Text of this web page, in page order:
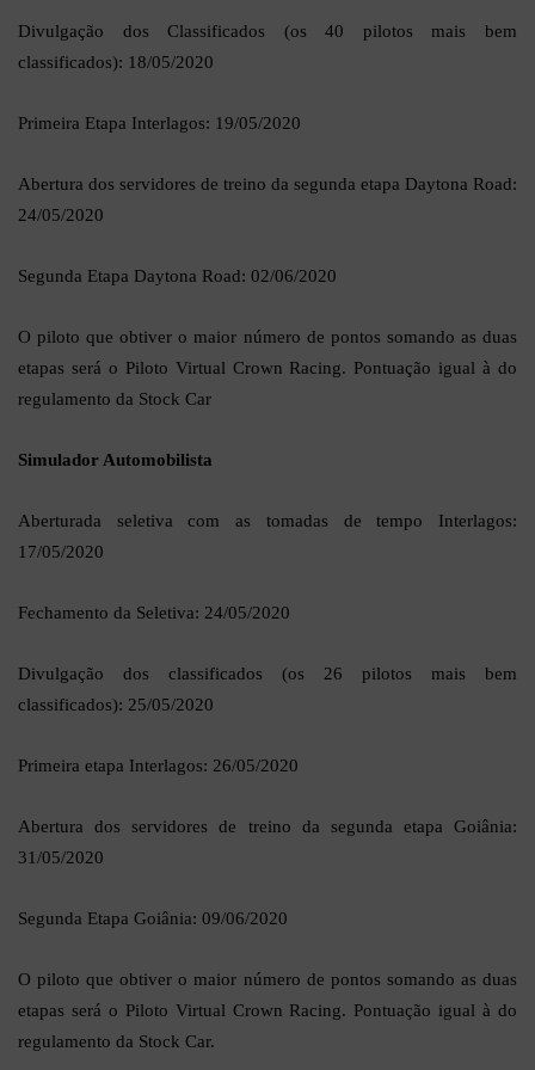
Divulgação dos Classificados (os 40 pilotos mais bem
classificados): 18/05/2020
Primeira Etapa Interlagos: 19/05/2020
Abertura dos servidores de treino da segunda etapa Daytona Road:
24/05/2020
Segunda Etapa Daytona Road: 02/06/2020
O piloto que obtiver o maior número de pontos somando as duas
etapas será o Piloto Virtual Crown Racing. Pontuação igual à do
regulamento da Stock Car
Simulador Automobilista
Aberturada seletiva com as tomadas de tempo Interlagos:
17/05/2020
Fechamento da Seletiva: 24/05/2020
Divulgação dos classificados (os 26 pilotos mais bem
classificados): 25/05/2020
Primeira etapa Interlagos: 26/05/2020
Abertura dos servidores de treino da segunda etapa Goiânia:
31/05/2020
Segunda Etapa Goiânia: 09/06/2020
O piloto que obtiver o maior número de pontos somando as duas
etapas será o Piloto Virtual Crown Racing. Pontuação igual à do
regulamento da Stock Car.